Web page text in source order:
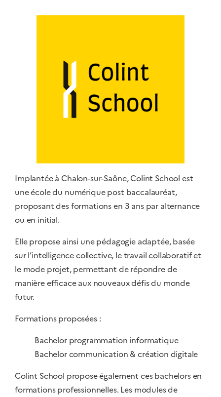
Implantée à Chalon-sur-Saône, Colint School est
une école du numérique post baccalauréat,
proposant des formations en 3 ans par alternance
ou en initial.
Elle propose ainsi une pédagogie adaptée, basée
sur l’intelligence collective, le travail collaboratif et
le mode projet, permettant de répondre de
manière efficace aux nouveaux défis du monde
futur.
Formations proposées :
Bachelor programmation informatique
Bachelor communication & création digitale
Colint School propose également ces bachelors en
formations professionnelles. Les modules de